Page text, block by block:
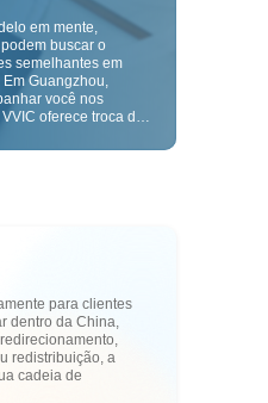
em mente,
buscar o
semelhantes em
Guangzhou,
você nos
oferece troca de
para tornar
para clientes
dentro da China,
redistribuição, a
cadeia de